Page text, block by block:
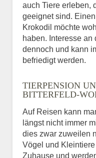
auch Tiere erleben,
geeignet sind.
Krokodil möchte
haben. Interesse
dennoch und kann
befriedigt werden.
TIERPENSION
BITTERFELD-
Auf Reisen kann
längst nicht immer
dies zwar zuweilen
Vögel und
Zuhause und